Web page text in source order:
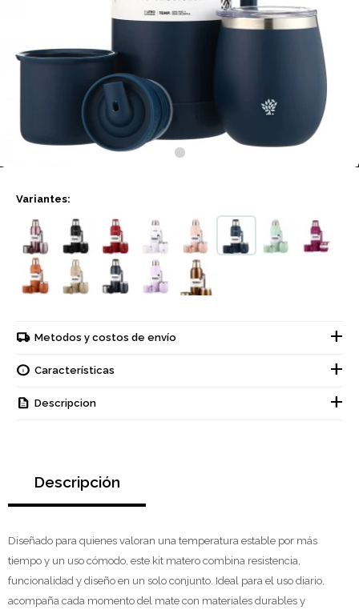
Variantes:
Metodos y costos de envío
Características
Descripcion
Descripción
Diseñado para quienes valoran una temperatura estable por más
tiempo y un uso cómodo, este kit matero combina resistencia,
funcionalidad y diseño en un solo conjunto. Ideal para el uso diario,
acompaña cada momento del mate con materiales durables y